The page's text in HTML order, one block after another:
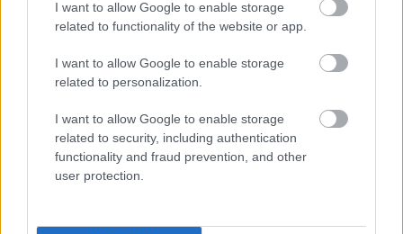
I want to allow Google to enable storage
related to functionality of the website or app.
I want to allow Google to enable storage
related to personalization.
I want to allow Google to enable storage
related to security, including authentication
functionality and fraud prevention, and other
user protection.
Six (Melanie vagy ki) akit Athena dob a Lomtárba a
Na amikor ő haldoklik akkor pont Cottle buksiját
látja, és az is stimmel hogy meghal mielőtt elérnék a
homokban a végén.."
Pontos jelzők, tárgyszerűség, szerény felvezetés, ütős
befejezés és, tenném hozzá: erős téma